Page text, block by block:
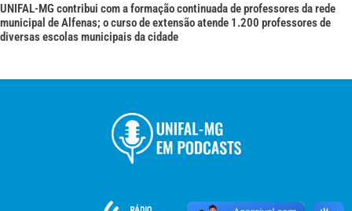
UNIFAL-MG contribui com a formação continuada de professores da rede
municipal de Alfenas; o curso de extensão atende 1.200 professores de
diversas escolas municipais da cidade